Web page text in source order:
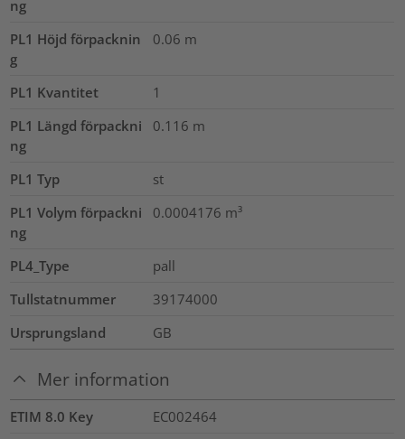
ng
PL1 Höjd förpacknin
g
0.06 m
PL1 Kvantitet
1
PL1 Längd förpackni
ng
0.116 m
PL1 Typ
st
PL1 Volym förpackni
ng
0.0004176 m³
PL4_Type
pall
Tullstatnummer
39174000
Ursprungsland
GB
Mer information
ETIM 8.0 Key
EC002464